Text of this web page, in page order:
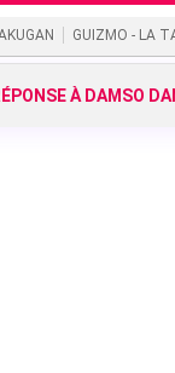
GUIZMO - LA
À DAMSO